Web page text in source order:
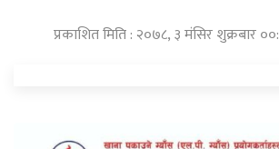
प्रकाशित मिति : २०७८, ३ मंसिर शुक्रबार